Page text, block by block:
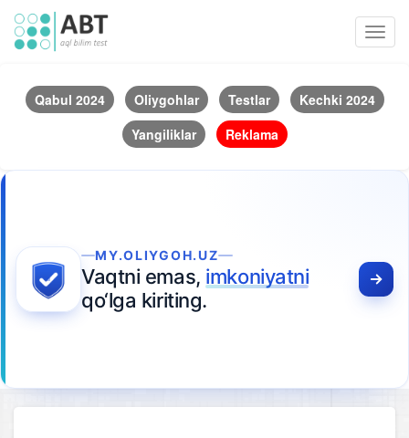
Qabul 2024 Oliygohlar Testlar
Kechki 2024
Yangiliklar
Reklama
MY.OLIYGOH.UZ
Vaqtni emas, imkoniyatni
qo‘lga kiriting.